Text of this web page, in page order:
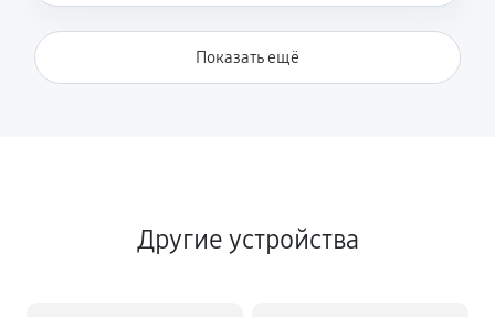
Показать ещё
Другие устройства